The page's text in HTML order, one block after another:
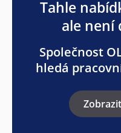
Tahle
ale není
Společnost
hledá